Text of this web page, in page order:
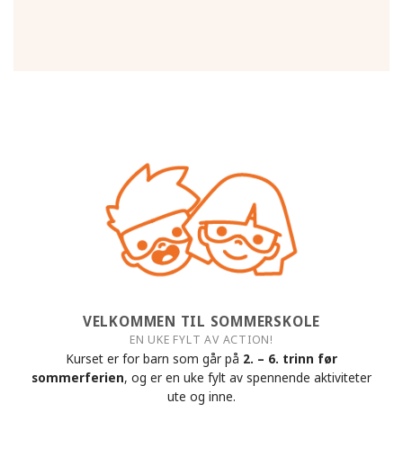
VELKOMMEN TIL SOMMERSKOLE
EN UKE FYLT AV ACTION!
Kurset er for barn som går på 2. – 6. trinn før
sommerferien, og er en uke fylt av spennende aktiviteter
ute og inne.